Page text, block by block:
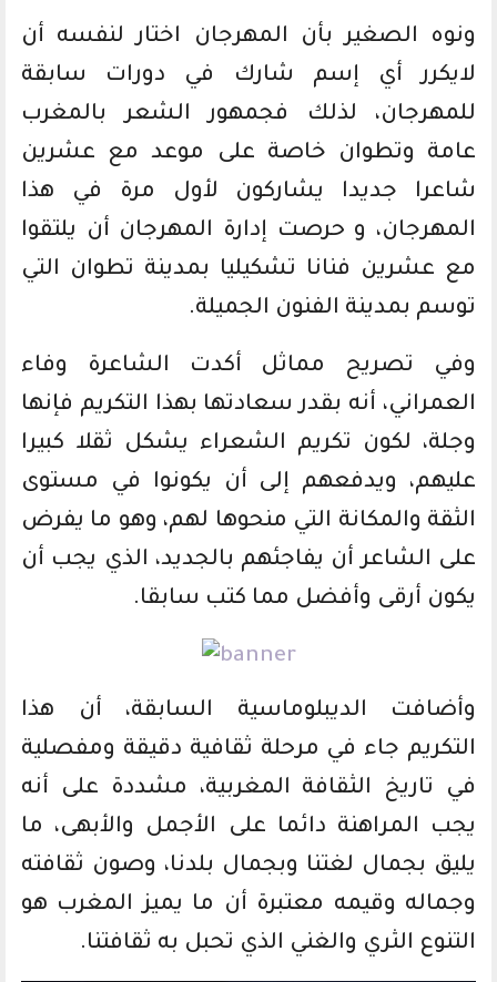
ونوه الصغير بأن المهرجان اختار لنفسه أن
لايكرر أي إسم شارك في دورات سابقة
للمهرجان، لذلك فجمهور الشعر بالمغرب
عامة وتطوان خاصة على موعد مع عشرين
شاعرا جديدا يشاركون لأول مرة في هذا
المهرجان، و حرصت إدارة المهرجان أن يلتقوا
مع عشرين فنانا تشكيليا بمدينة تطوان التي
توسم بمدينة الفنون الجميلة.
وفي تصريح مماثل أكدت الشاعرة وفاء
العمراني، أنه بقدر سعادتها بهذا التكريم فإنها
وجلة، لكون تكريم الشعراء يشكل ثقلا كبيرا
عليهم، ويدفعهم إلى أن يكونوا في مستوى
الثقة والمكانة التي منحوها لهم، وهو ما يفرض
على الشاعر أن يفاجئهم بالجديد، الذي يجب أن
يكون أرقى وأفضل مما كتب سابقا.
وأضافت الديبلوماسية السابقة، أن هذا
التكريم جاء في مرحلة ثقافية دقيقة ومفصلية
في تاريخ الثقافة المغربية، مشددة على أنه
يجب المراهنة دائما على الأجمل والأبهى، ما
يليق بجمال لغتنا وبجمال بلدنا، وصون ثقافته
وجماله وقيمه معتبرة أن ما يميز المغرب هو
التنوع الثري والغني الذي تحبل به ثقافتنا.